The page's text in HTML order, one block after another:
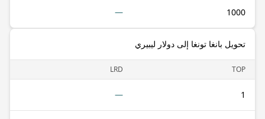
1000
—
تحويل بانغا تونغا إلى دولار ليبيري
TOP
LRD
1
—